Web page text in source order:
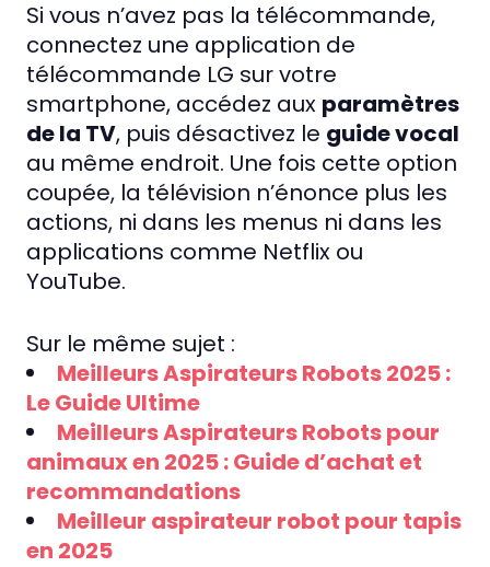
Si vous n’avez pas la télécommande,
connectez une application de
télécommande LG sur votre
smartphone, accédez aux paramètres
de la TV, puis désactivez le guide vocal
au même endroit. Une fois cette option
coupée, la télévision n’énonce plus les
actions, ni dans les menus ni dans les
applications comme Netflix ou
YouTube.
Sur le même sujet :
Meilleurs Aspirateurs Robots 2025 :
Le Guide Ultime
Meilleurs Aspirateurs Robots pour
animaux en 2025 : Guide d’achat et
recommandations
Meilleur aspirateur robot pour tapis
en 2025